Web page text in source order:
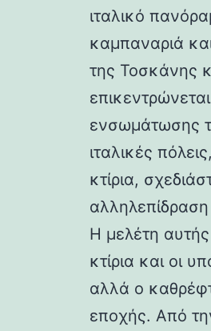
ιταλικό
καμπαναριά
της Τοσκάνης
ενσωμάτωσης
ιταλικές
κτίρια,
αλληλεπίδραση
Η μελέτη αυτής
κτίρια και οι
αλλά ο
εποχής. Από